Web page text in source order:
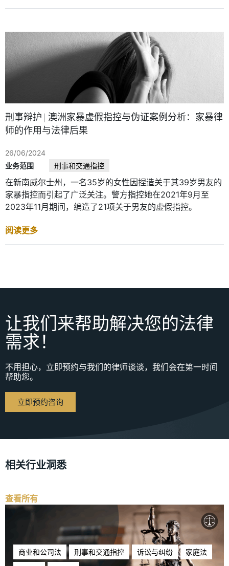
刑事辩护 | 澳洲家暴虚假指控与伪证案例分析：家暴律
师的作用与法律后果
26/06/2024
业务范围
刑事和交通指控
在新南威尔士州，一名35岁的女性因捏造关于其39岁男友的
家暴指控而引起了广泛关注。警方指控她在2021年9月至
2023年11月期间，编造了21项关于男友的虚假指控。
阅读更多
让我们来帮助解决您的法律
需求！
不用担心，立即预约与我们的律师谈谈，我们会在第一时间
帮助您。
立即预约咨询
相关行业洞悉
查看所有
商业和公司法 刑事和交通指控 诉讼与纠纷
家庭法